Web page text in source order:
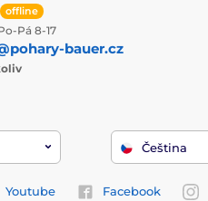
offline
Pá 8-17
bauer.cz
Čeština
Youtube Facebook